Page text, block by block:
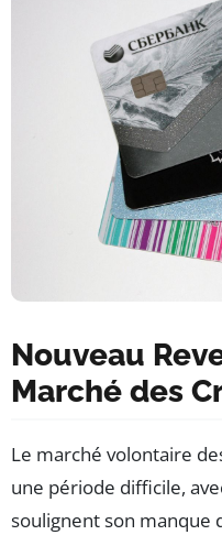
Nouveau
Marché des
Le marché volontaire
une période difficile,
soulignent son manque